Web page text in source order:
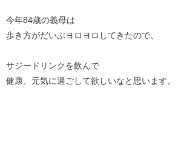
今年84歳の義母は
歩き方がだいぶヨロヨロしてきたので、
サジードリンクを飲んで
健康、元気に過ごして欲しいなと思います。